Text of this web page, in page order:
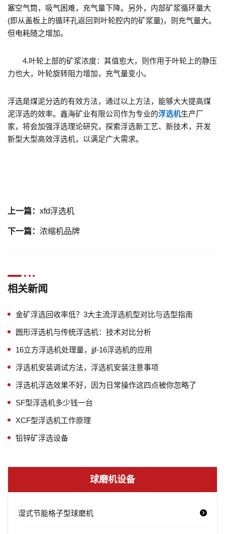
塞空气筒，吸气困难，充气量下降。另外，内部矿浆循环量大
(即从盖板上的循环孔返回到叶轮腔内的矿浆量)，则充气量大。
但电耗随之增加。
4.叶轮上部的矿浆浓度：其值愈大，则作用于叶轮上的静压
力也大，叶轮旋转阻力增加，充气量变小。
浮选是煤泥分选的有效方法，通过以上方法，能够大大提高煤
泥浮选的效率。鑫海矿业有限公司作为专业的浮选机生产厂
家，将会加强浮选理论研究，探索浮选新工艺、新技术，开发
新型大型高效浮选机，以满足广大需求。
上一篇： xfd浮选机
下一篇： 浓缩机品牌
相关新闻
金矿浮选回收率低？3大主流浮选机型对比与选型指南
圆形浮选机与传统浮选机：技术对比分析
16立方浮选机处理量，jjf-16浮选机的应用
浮选机安装调试方法，浮选机安装注意事项
浮选机浮选效果不好，因为日常操作这四点被你忽略了
SF型浮选机多少钱一台
XCF型浮选机工作原理
铅锌矿浮选设备
球磨机设备
湿式节能格子型球磨机